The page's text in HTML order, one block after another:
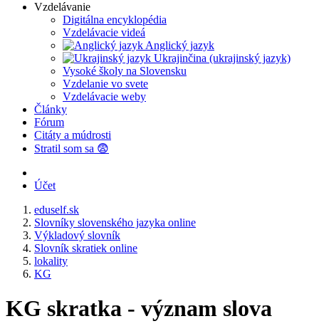
Vzdelávanie
Digitálna encyklopédia
Vzdelávacie videá
Anglický jazyk
Ukrajinčina (ukrajinský jazyk)
Vysoké školy na Slovensku
Vzdelanie vo svete
Vzdelávacie weby
Články
Fórum
Citáty a múdrosti
Stratil som sa 😨
Účet
eduself.sk
Slovníky slovenského jazyka online
Výkladový slovník
Slovník skratiek online
lokality
KG
KG skratka - význam slova